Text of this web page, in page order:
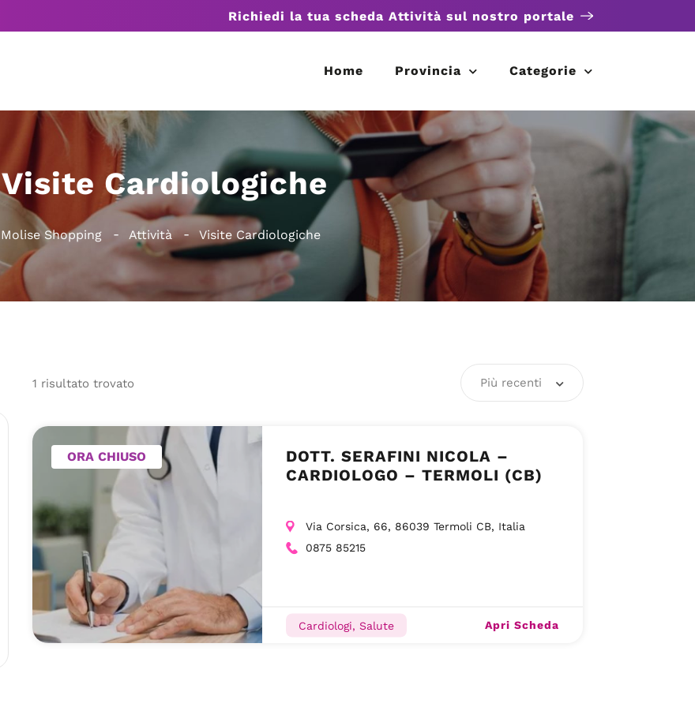
Richiedi la tua scheda Attività sul nostro portale
Home Provincia Categorie
Visite Cardiologiche
Molise Shopping Attività Visite Cardiologiche
1 risultato trovato Più recenti
ORA CHIUSO
DOTT. SERAFINI NICOLA –
CARDIOLOGO – TERMOLI (CB)
Via Corsica, 66, 86039 Termoli CB, Italia
0875 85215
Cardiologi, Salute Apri Scheda